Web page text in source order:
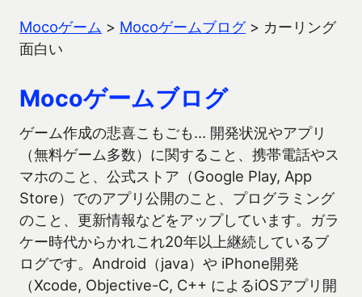
Mocoゲーム > Mocoゲームブログ> カーリング
面白い
Mocoゲームブログ
ゲーム作成の悲喜こもごも… 開発状況やアプリ
（無料ゲーム多数）に関すること、携帯電話やス
マホのこと、公式ストア（Google Play, App
Store）でのアプリ公開のこと、プログラミング
のこと、更新情報などをアップしています。ガラ
ケー時代からかれこれ20年以上継続しているブ
ログです。Android（java）や iPhone開発
（Xcode, Objective-C, C++ によるiOSアプリ開